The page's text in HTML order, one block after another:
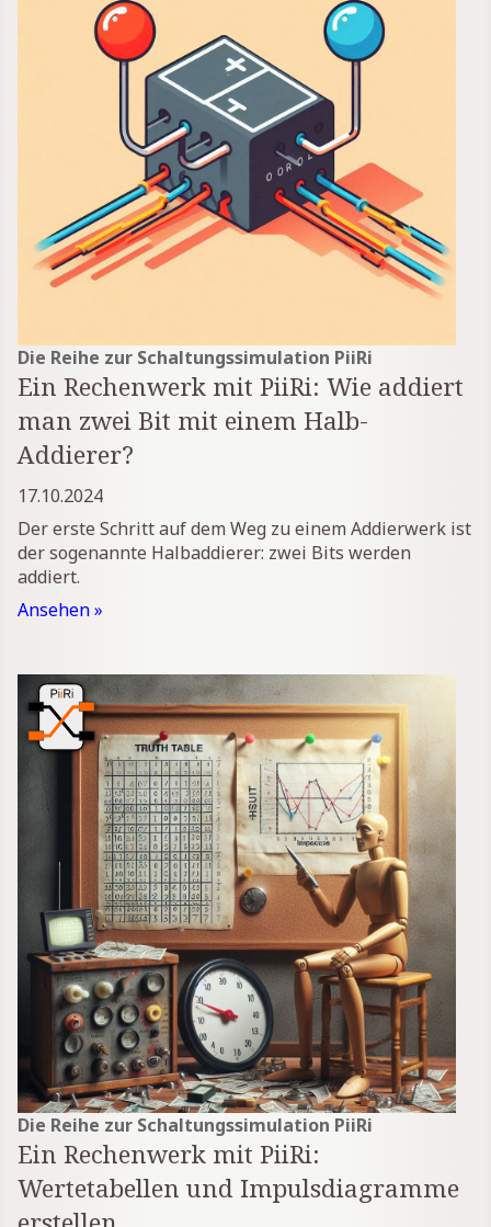
Die Reihe zur Schaltungssimulation PiiRi
Ein Rechenwerk mit PiiRi: Wie addiert
man zwei Bit mit einem Halb-
Addierer?
17.10.2024
Der erste Schritt auf dem Weg zu einem Addierwerk ist
der sogenannte Halbaddierer: zwei Bits werden
addiert.
Ansehen »
Die Reihe zur Schaltungssimulation PiiRi
Ein Rechenwerk mit PiiRi:
Wertetabellen und Impulsdiagramme